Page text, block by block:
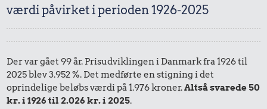
værdi påvirket i perioden 1926-2025
Der var gået 99 år. Prisudviklingen i Danmark fra 1926 til
2025 blev 3.952 %. Det medførte en stigning i det
oprindelige beløbs værdi på 1.976 kroner.Altså svarede 50
kr. i 1926 til 2.026 kr. i 2025.